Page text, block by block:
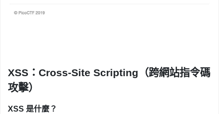
XSS：Cross-Site Scripting（跨網站指令碼
攻擊）
XSS 是什麼？